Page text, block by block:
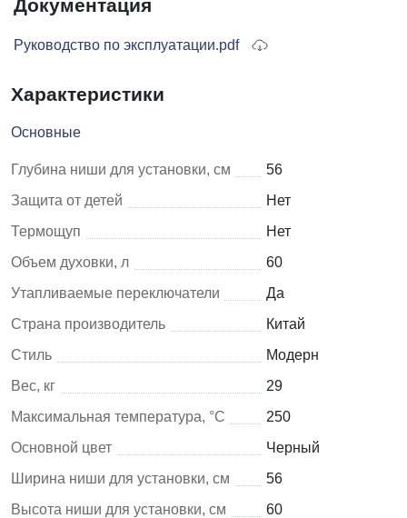
Документация
Руководство по эксплуатации.pdf
Характеристики
Основные
Глубина ниши для установки, см
56
Защита от детей
Нет
Термощуп
Нет
Объем духовки, л
60
Утапливаемые переключатели
Да
Страна производитель
Китай
Стиль
Модерн
Вес, кг
29
Максимальная температура, °C
250
Основной цвет
Черный
Ширина ниши для установки, см
56
Высота ниши для установки, см
60